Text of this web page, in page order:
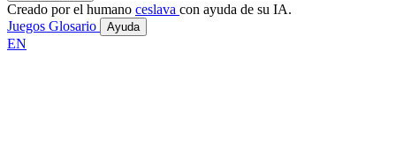
Creado por el humano ceslava con ayuda de su IA.
Juegos Glosario Ayuda
EN